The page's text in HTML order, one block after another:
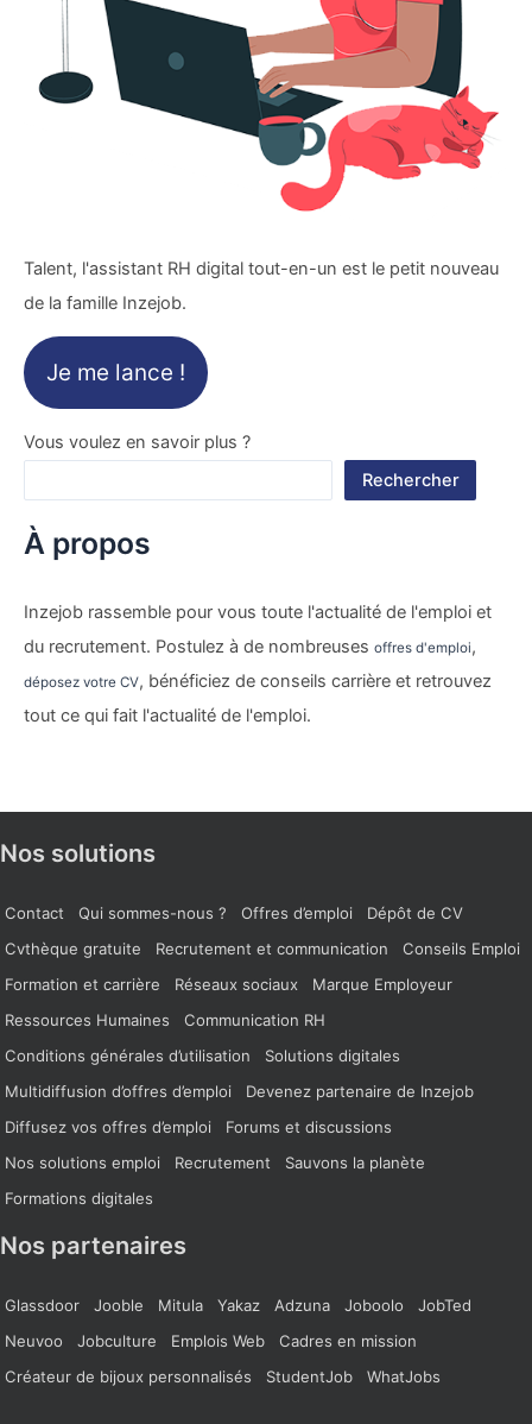
Talent, l'assistant RH digital tout-en-un est le petit nouveau
de la famille Inzejob.
Je me lance !
Vous voulez en savoir plus ?
Rechercher
À propos
Inzejob rassemble pour vous toute l'actualité de l'emploi et
du recrutement. Postulez à de nombreuses offres d'emploi,
déposez votre CV, bénéficiez de conseils carrière et retrouvez
tout ce qui fait l'actualité de l'emploi.
Nos solutions
Contact Qui sommes-nous ? Offres d’emploi
Dépôt de CV
Cvthèque gratuite
Recrutement et communication
Conseils Emploi
Formation et carrière
Réseaux sociaux
Marque Employeur
Ressources Humaines
Communication RH
Conditions générales d’utilisation
Solutions digitales
Multidiffusion d’offres d’emploi
Devenez partenaire de Inzejob
Diffusez vos offres d’emploi
Forums et discussions
Nos solutions emploi
Recrutement
Sauvons la planète
Formations digitales
Nos partenaires
Glassdoor Jooble Mitula Yakaz Adzuna Joboolo
JobTed
Neuvoo
Jobculture Emplois Web
Cadres en mission
Créateur de bijoux personnalisés
StudentJob WhatJobs